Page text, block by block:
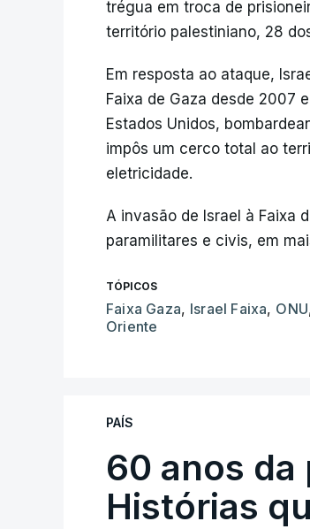
trégua em troca de
território palestiniano, 28
Em resposta ao ataque,
Faixa de Gaza desde 2007
Estados Unidos,
impôs um cerco total ao
eletricidade.
A invasão de Israel à Faixa
paramilitares e civis, em
TÓPICOS
Faixa Gaza, Israel Faixa, ONU
Oriente
PAÍS
60 anos da
Histórias